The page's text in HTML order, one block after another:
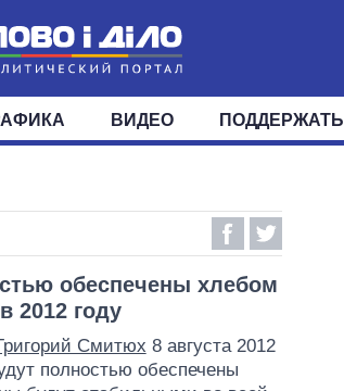
МИР
ОКРУГА
ВИДЕО ПОДДЕРЖАТЬ
обеспечены хлебом
2012 году
Смитюх 8 августа 2012
полностью обеспечены